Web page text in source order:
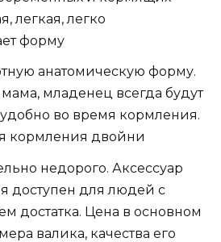
легкая, легко
форму
анатомическую форму.
младенец всегда будут
во время кормления.
недорого. Аксессуар
доступен для людей с
достатка. Цена в основном
валика, качества его